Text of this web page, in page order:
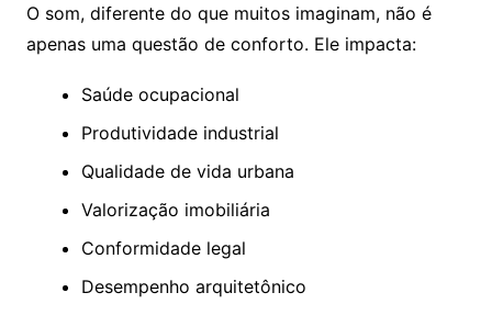
O som, diferente do que muitos imaginam, não é
apenas uma questão de conforto. Ele impacta:
Saúde ocupacional
Produtividade industrial
Qualidade de vida urbana
Valorização imobiliária
Conformidade legal
Desempenho arquitetônico